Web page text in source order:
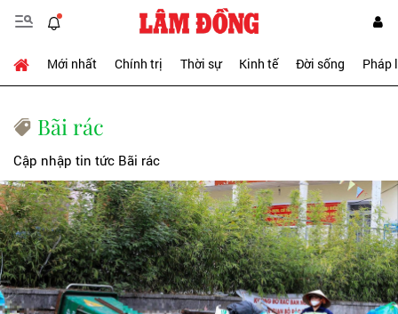
Mới nhất Chính trị Thời sự Kinh tế Đời sống Pháp
Bãi rác
Cập nhập tin tức Bãi rác